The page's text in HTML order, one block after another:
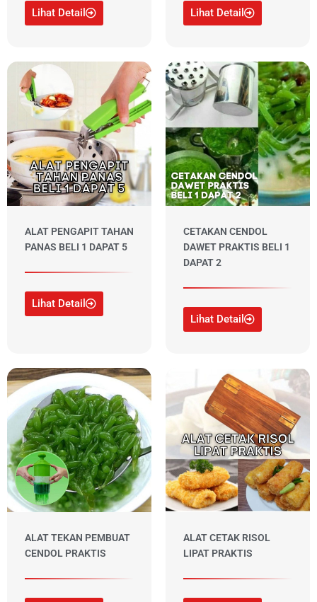
Lihat Detail Lihat Detail
ALAT PENGAPIT TAHAN
PANAS BELI 1 DAPAT 5
Lihat Detail
CETAKAN CENDOL
DAWET PRAKTIS BELI 1
DAPAT 2
Lihat Detail
ALAT TEKAN PEMBUAT
CENDOL PRAKTIS
ALAT CETAK RISOL
LIPAT PRAKTIS